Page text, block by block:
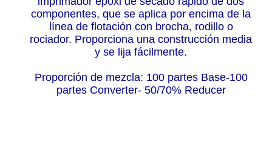
componentes, que se aplica por encima de la
línea de flotación con brocha, rodillo o
rociador. Proporciona una construcción media
y se lija fácilmente.
Proporción de mezcla: 100 partes Base-100
partes Converter- 50/70% Reducer